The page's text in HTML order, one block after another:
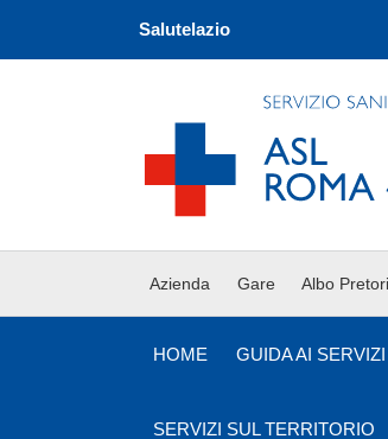
Salutelazio
Azienda Gare Albo
HOME GUIDA AI SERVIZI
SERVIZI SUL TERRITORIO